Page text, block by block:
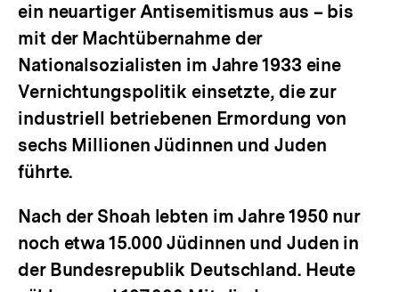
ein neuartiger Antisemitismus aus – bis
mit der Machtübernahme der
Nationalsozialisten im Jahre 1933 eine
Vernichtungspolitik einsetzte, die zur
industriell betriebenen Ermordung von
sechs Millionen Jüdinnen und Juden
führte.
Nach der Shoah lebten im Jahre 1950 nur
noch etwa 15.000 Jüdinnen und Juden in
der Bundesrepublik Deutschland. Heute